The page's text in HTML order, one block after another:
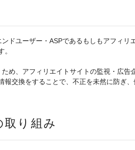
ドユーザー・ASPであるもしもアフィリ
め、アフィリエイトサイトの監視・広告
交換をすることで、不正を未然に防ぎ
り組み